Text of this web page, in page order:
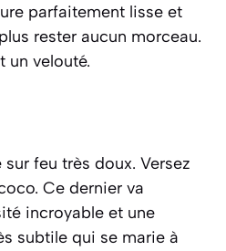
parfaitement lisse et
rester aucun morceau.
un velouté.
feu très doux. Versez
Ce dernier va
incroyable et une
subtile qui se marie à